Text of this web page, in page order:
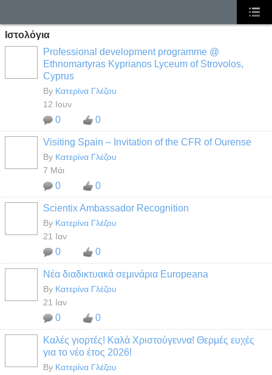
Ιστολόγια
Professional development programme @
Ethnomartyras Kyprianos Lyceum of Strovolos,
Cyprus
By Κατερίνα Γλέζου
12 Ιουν
0 0
Visiting Spain – Invitation of the CFR of Ourense
By Κατερίνα Γλέζου
7 Μάι
0 0
Scientix Ambassador Recognition
By Κατερίνα Γλέζου
21 Ιαν
0 0
Νέα διαδικτυακά σεμινάρια Europeana
By Κατερίνα Γλέζου
21 Ιαν
0 0
Καλές γιορτές! Καλά Χριστούγεννα! Θερμές ευχές
για το νέο έτος 2026!
By Κατερίνα Γλέζου